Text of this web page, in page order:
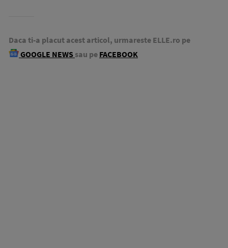
Daca ti-a placut acest articol, urmareste ELLE.ro pe
GOOGLE NEWS sau pe FACEBOOK